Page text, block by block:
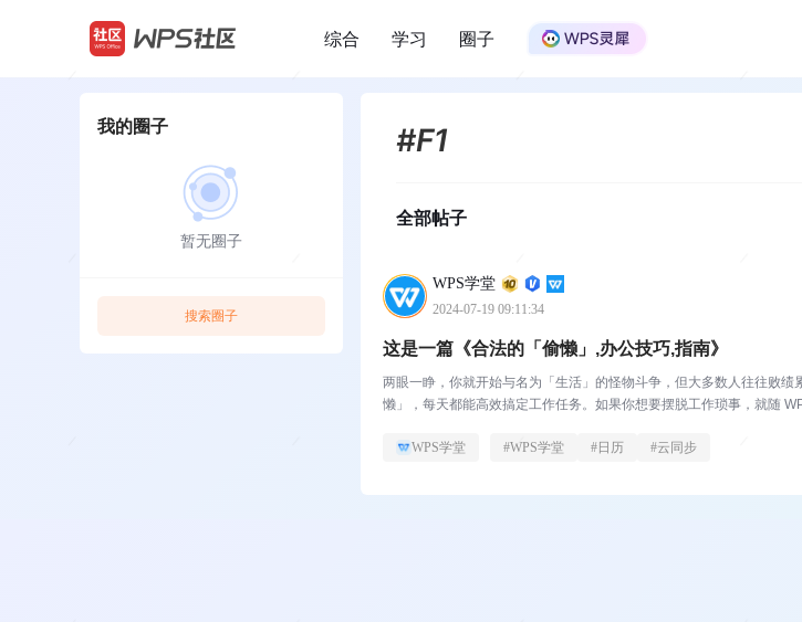
/
综合 学习 圈子
我的圈子
暂无圈子
搜索圈子
#F1
全部帖子
WPS学堂
2024-07-19 09:11:34
这是一篇《合法的「偷懒」,办公技巧,指南》
两眼一睁，你就开始与名为「生活」的怪物斗争，但大多数人往往败
懒」，每天都能高效搞定工作任务。如果你想要摆脱工作琐事，就随
WPS学堂 #WPS学堂 # 日历 #云同步